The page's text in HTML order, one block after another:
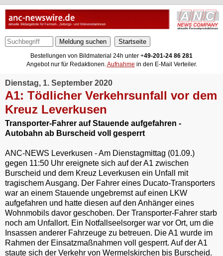
Meldung suchen
Bestellungen von Bildmaterial 24h unter +49-201-24 86 281
Angebot nur für Redaktionen.Aufnahme in den E-Mail Verteiler.
Dienstag, 1. September 2020
A1: Tödlicher Verkehrsunfall vor dem
Kreuz Leverkusen
Transporter-Fahrer auf Stauende aufgefahren -
Autobahn ab Burscheid voll gesperrt
ANC-NEWS Leverkusen - Am Dienstagmittag (01.09.)
gegen 11:50 Uhr ereignete sich auf der A1 zwischen
Burscheid und dem Kreuz Leverkusen ein Unfall mit
tragischem Ausgang. Der Fahrer eines Ducato-Transporters
war an einem Stauende ungebremst auf einen LKW
aufgefahren und hatte diesen auf den Anhänger eines
Wohnmobils davor geschoben. Der Transporter-Fahrer starb
noch am Unfallort. Ein Notfallseelsorger war vor Ort, um die
Insassen anderer Fahrzeuge zu betreuen. Die A1 wurde im
Rahmen der Einsatzmaßnahmen voll gesperrt. Auf der A1
staute sich der Verkehr von Wermelskirchen bis Burscheid.